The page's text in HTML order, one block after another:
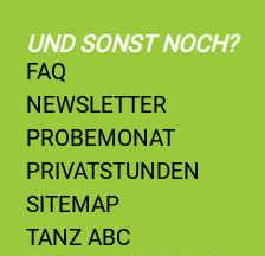
UND SONST NOCH?
FAQ
NEWSLETTER
PROBEMONAT
PRIVATSTUNDEN
SITEMAP
TANZ ABC